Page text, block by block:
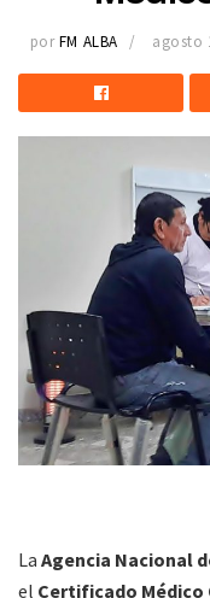
por FM ALBA agosto
La Agencia Nacional
el Certificado Médico